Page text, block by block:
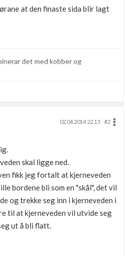
at den finaste sida blir lagt
det med kobber og
02.04.2014 22.15
#2
skal ligge ned.
fikk jeg fortalt at kjerneveden
bordene bli som en "skål", det vil
og trekke seg inn i kjerneveden i
til at kjerneveden vil utvide seg
ut å bli flatt.